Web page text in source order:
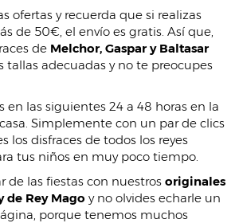
ofertas y recuerda que si realizas
de 50€, el envío es gratis. Así que,
de Melchor, Gaspar y Baltasar
tallas adecuadas y no te preocupes
en las siguientes 24 a 48 horas en la
Simplemente con un par de clics
los disfraces de todos los reyes
tus niños en muy poco tiempo.
de las fiestas con nuestros originales
de Rey Mago y no olvides echarle un
porque tenemos muchos